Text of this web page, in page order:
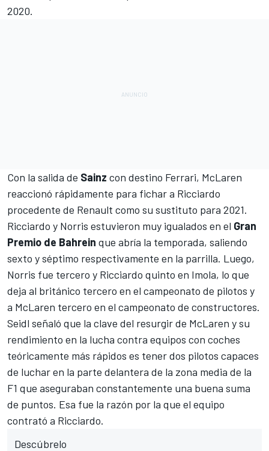
2020.
Con la salida de Sainz con destino Ferrari, McLaren
reaccionó rápidamente para fichar a Ricciardo
procedente de Renault como su sustituto para 2021.
Ricciardo y Norris estuvieron muy igualados en el Gran
Premio de Bahrein que abría la temporada, saliendo
sexto y séptimo respectivamente en la parrilla. Luego,
Norris fue tercero y Ricciardo quinto en Imola, lo que
deja al británico tercero en el campeonato de pilotos y
a McLaren tercero en el campeonato de constructores.
Seidl señaló que la clave del resurgir de McLaren y su
rendimiento en la lucha contra equipos con coches
teóricamente más rápidos es tener dos pilotos capaces
de luchar en la parte delantera de la zona media de la
F1 que aseguraban constantemente una buena suma
de puntos. Esa fue la razón por la que el equipo
contrató a Ricciardo.
Descúbrelo